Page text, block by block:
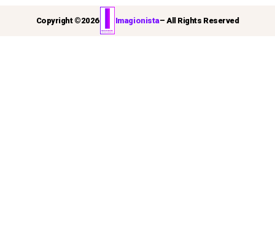
Copyright ©2026 Imagionista– All Rights Reserved